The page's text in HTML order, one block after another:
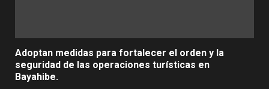
Adoptan medidas para fortalecer el orden y la
seguridad de las operaciones turísticas en
Bayahibe.